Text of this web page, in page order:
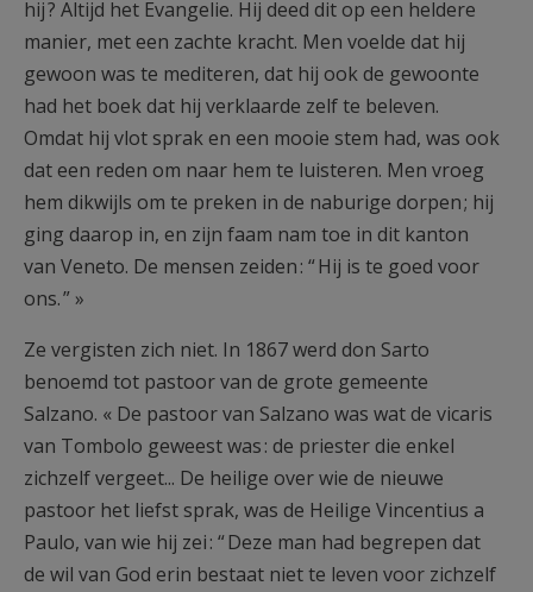
hij ? Altijd het Evangelie. Hij deed dit op een heldere
manier, met een zachte kracht. Men voelde dat hij
gewoon was te mediteren, dat hij ook de gewoonte
had het boek dat hij verklaarde zelf te beleven.
Omdat hij vlot sprak en een mooie stem had, was ook
dat een reden om naar hem te luisteren. Men vroeg
hem dikwijls om te preken in de naburige dorpen ; hij
ging daarop in, en zijn faam nam toe in dit kanton
van Veneto. De mensen zeiden : “ Hij is te goed voor
ons. ” »
Ze vergisten zich niet. In 1867 werd don Sarto
benoemd tot pastoor van de grote gemeente
Salzano. « De pastoor van Salzano was wat de vicaris
van Tombolo geweest was : de priester die enkel
zichzelf vergeet... De heilige over wie de nieuwe
pastoor het liefst sprak, was de Heilige Vincentius a
Paulo, van wie hij zei : “ Deze man had begrepen dat
de wil van God erin bestaat niet te leven voor zichzelf